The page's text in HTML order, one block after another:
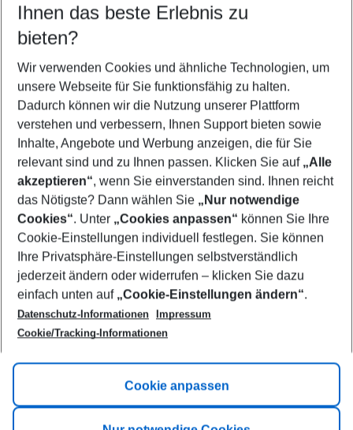
Find the perfect deal which suits your best
Your departure airport
Any airport
Select your date range
09/08/26–07/08/27 5-8 nights
Who will travel
2 adults No children
Show more filter
Footer
Footer navigation
Title A
Link A
Ihnen das beste Erlebnis zu
bieten?
Wir verwenden Cookies und ähnliche Technologien, um
unsere Webseite für Sie funktionsfähig zu halten.
Dadurch können wir die Nutzung unserer Plattform
verstehen und verbessern, Ihnen Support bieten sowie
Inhalte, Angebote und Werbung anzeigen, die für Sie
relevant sind und zu Ihnen passen. Klicken Sie auf „Alle
akzeptieren“, wenn Sie einverstanden sind. Ihnen reicht
das Nötigste? Dann wählen Sie „Nur notwendige
Cookies“. Unter „Cookies anpassen“ können Sie Ihre
Cookie-Einstellungen individuell festlegen. Sie können
Ihre Privatsphäre-Einstellungen selbstverständlich
jederzeit ändern oder widerrufen – klicken Sie dazu
einfach unten auf „Cookie-Einstellungen ändern“.
Datenschutz-Informationen
Impressum
Cookie/Tracking-Informationen
Cookie anpassen